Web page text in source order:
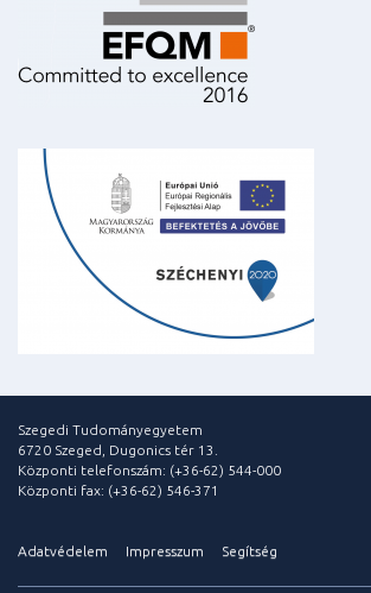
Szegedi Tudományegyetem
6720 Szeged, Dugonics tér 13.
Központi telefonszám: (+36-62) 544-000
Központi fax: (+36-62) 546-371
Adatvédelem Impresszum Segítség